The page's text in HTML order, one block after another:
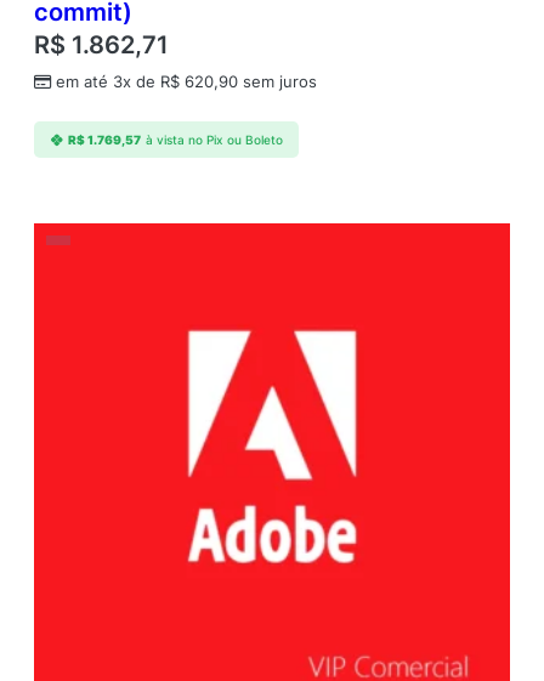
a
g
e
A
n
a
commit)
R$ 1.862,71
em até 3x de R$ 620,90 sem juros
R$1.769,57 à vista no Pix ou Boleto